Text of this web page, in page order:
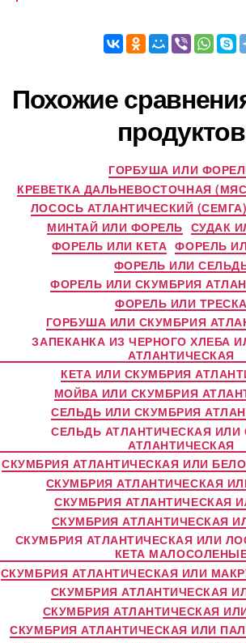
Похожие
продуктов
ГОРБУША ИЛИ
КРЕВЕТКА ДАЛЬНЕВОСТОЧНАЯ
ЛОСОСЬ АТЛАНТИЧЕСКИЙ
МИНТАЙ ИЛИ ФОРЕЛЬ СУДАК
ФОРЕЛЬ ИЛИ КЕТА ФОРЕЛЬ
ФОРЕЛЬ ИЛИ
ФОРЕЛЬ ИЛИ СКУМБРИЯ
ФОРЕЛЬ ИЛИ ТРЕСКА
ГОРБУША ИЛИ СКУМБРИЯ
ЗАПЕКАНКА ИЗ ЧЕРНОГО ХЛЕБА
АТЛАНТИЧЕСКАЯ
КЕТА ИЛИ СКУМБРИЯ
МОЙВА ИЛИ СКУМБРИЯ
СЕЛЬДЬ ИЛИ СКУМБРИЯ
СЕЛЬДЬ АТЛАНТИЧЕСКАЯ ИЛИ
АТЛАНТИЧЕСКАЯ
СКУМБРИЯ АТЛАНТИЧЕСКАЯ ИЛИ
СКУМБРИЯ АТЛАНТИЧЕСКАЯ
СКУМБРИЯ АТЛАНТИЧЕСКАЯ
СКУМБРИЯ АТЛАНТИЧЕСКАЯ
СКУМБРИЯ АТЛАНТИЧЕСКАЯ ИЛИ
КЕТА
СКУМБРИЯ АТЛАНТИЧЕСКАЯ ИЛИ
СКУМБРИЯ АТЛАНТИЧЕСКАЯ
СКУМБРИЯ АТЛАНТИЧЕСКАЯ
СКУМБРИЯ АТЛАНТИЧЕСКАЯ ИЛИ